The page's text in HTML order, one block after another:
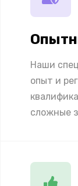
Наши
опыт и
сложные